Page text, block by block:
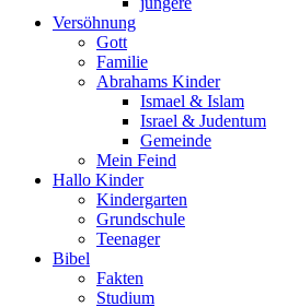
Versöhnung
Gott
Familie
Abrahams Kinder
Ismael & Islam
Israel & Judentum
Gemeinde
Mein Feind
Hallo Kinder
Kindergarten
Grundschule
Teenager
Bibel
Fakten
Studium